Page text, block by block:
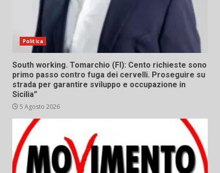
Politica
South working. Tomarchio (FI): Cento richieste sono
primo passo contro fuga dei cervelli. Proseguire su
strada per garantire sviluppo e occupazione in
Sicilia”
5 Agosto 2026